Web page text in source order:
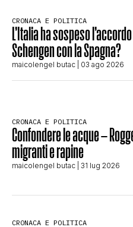
CRONACA E POLITICA
L’Italia ha sospeso
Schengen con la Spagna?
maicolengel butac | 03 ago 2026
CRONACA E POLITICA
Confondere le acque –
migranti e rapine
maicolengel butac | 31 lug 2026
CRONACA E POLITICA